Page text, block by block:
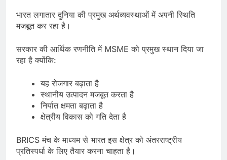
भारत लगातार दुनिया की प्रमुख अर्थव्यवस्थाओं में अपनी स्थिति
मजबूत कर रहा है।
सरकार की आर्थिक रणनीति में MSME को प्रमुख स्थान दिया जा
रहा है क्योंकि:
यह रोजगार बढ़ाता है
स्थानीय उत्पादन मजबूत करता है
निर्यात क्षमता बढ़ाता है
क्षेत्रीय विकास को गति देता है
BRICS मंच के माध्यम से भारत इस क्षेत्र को अंतरराष्ट्रीय
प्रतिस्पर्धा के लिए तैयार करना चाहता है।